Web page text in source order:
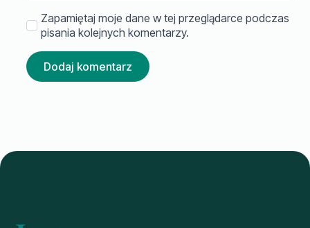
Zapamiętaj moje dane w tej przeglądarce podczas
pisania kolejnych komentarzy.